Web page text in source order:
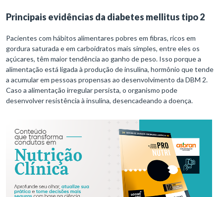
Principais evidências da diabetes mellitus tipo 2
Pacientes com hábitos alimentares pobres em fibras, ricos em
gordura saturada e em carboidratos mais simples, entre eles os
açúcares, têm maior tendência ao ganho de peso. Isso porque a
alimentação está ligada à produção de insulina, hormônio que tende
a acumular em pessoas propensas ao desenvolvimento da DBM 2.
Caso a alimentação irregular persista, o organismo pode
desenvolver resistência à insulina, desencadeando a doença.